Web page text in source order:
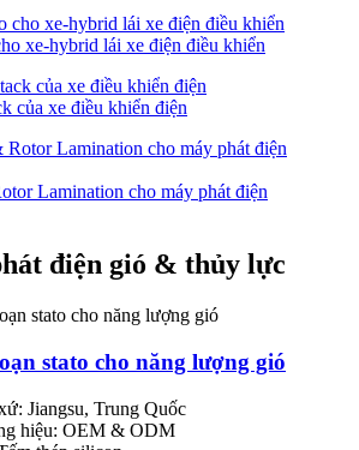
xe-hybrid lái xe điện điều khiển
của xe điều khiển điện
Lamination cho máy phát điện
điện gió & thủy lực
stato cho năng lượng gió
Jiangsu, Trung Quốc
hiệu: OEM & ODM